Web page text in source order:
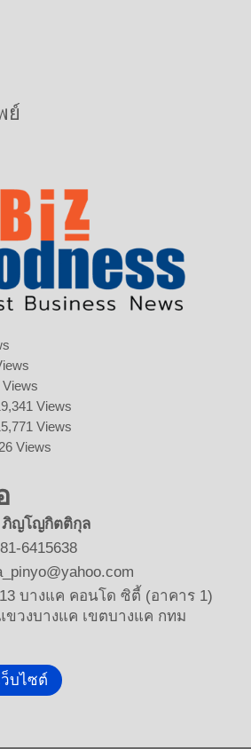
ย์
Views
Views
Views
ญโญกิตติกุล
6415638
บางแค คอนโด ซิตี้ (อาคาร 1)
ขวงบางแค เขตบางแค กทม
บไซต์